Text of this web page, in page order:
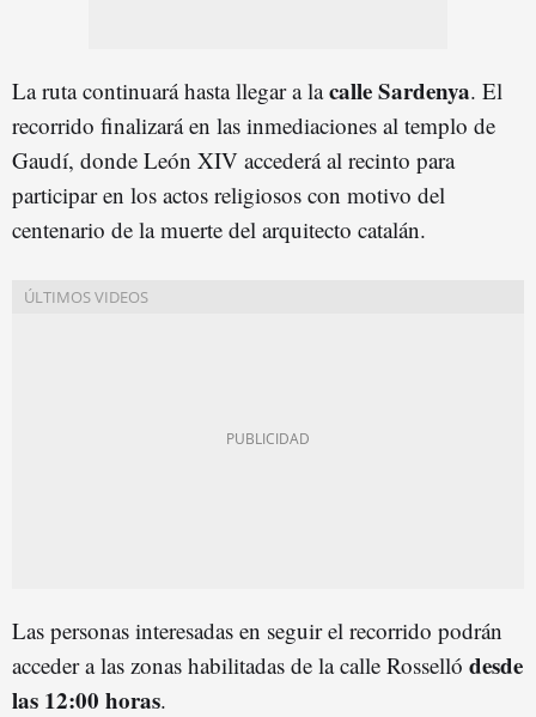
La ruta continuará hasta llegar a lacalle Sardenya. El
recorrido finalizará en las inmediaciones al templo de
Gaudí, donde León XIV accederá al recinto para
participar en los actos religiosos con motivo del
centenario de la muerte del arquitecto catalán.
Las personas interesadas en seguir el recorrido podrán
acceder a las zonas habilitadas de la calle Rosselló desde
las 12:00 horas.